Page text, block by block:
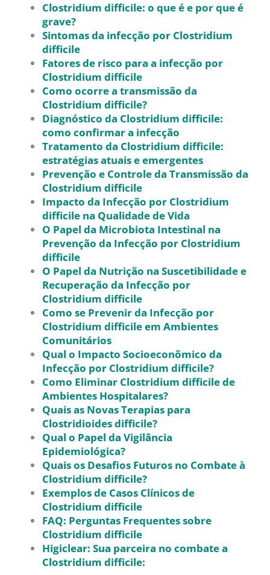
Clostridium difficile: o que é e por que é
grave?
Sintomas da infecção por Clostridium
difficile
Fatores de risco para a infecção por
Clostridium difficile
Como ocorre a transmissão da
Clostridium difficile?
Diagnóstico da Clostridium difficile:
como confirmar a infecção
Tratamento da Clostridium difficile:
estratégias atuais e emergentes
Prevenção e Controle da Transmissão da
Clostridium difficile
Impacto da Infecção por Clostridium
difficile na Qualidade de Vida
O Papel da Microbiota Intestinal na
Prevenção da Infecção por Clostridium
difficile
O Papel da Nutrição na Suscetibilidade e
Recuperação da Infecção por
Clostridium difficile
Como se Prevenir da Infecção por
Clostridium difficile em Ambientes
Comunitários
Qual o Impacto Socioeconômico da
Infecção por Clostridium difficile?
Como Eliminar Clostridium difficile de
Ambientes Hospitalares?
Quais as Novas Terapias para
Clostridioides difficile?
Qual o Papel da Vigilância
Epidemiológica?
Quais os Desafios Futuros no Combate à
Clostridium difficile?
Exemplos de Casos Clínicos de
Clostridium difficile
FAQ: Perguntas Frequentes sobre
Clostridium difficile
Higiclear: Sua parceira no combate a
Clostridium difficile: